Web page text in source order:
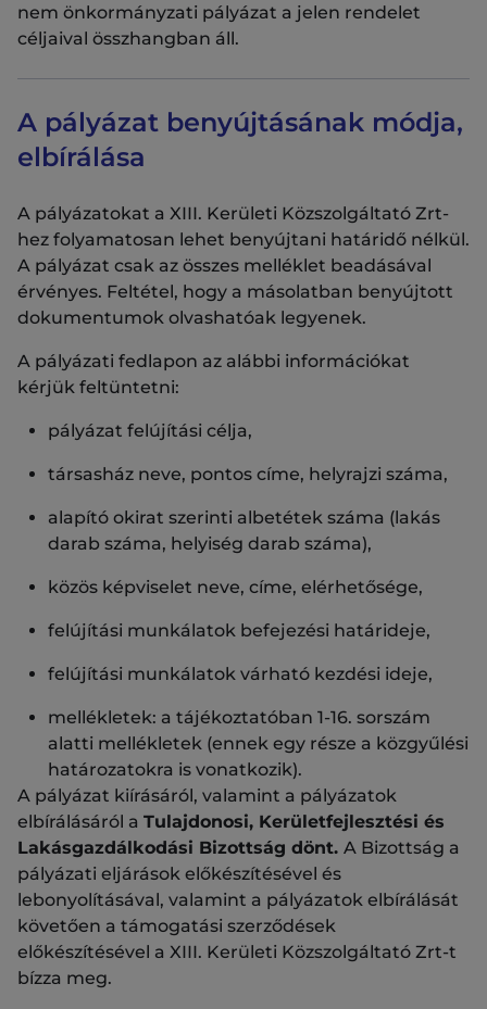
nem önkormányzati pályázat a jelen rendelet
céljaival összhangban áll.
A pályázat benyújtásának módja,
elbírálása
A pályázatokat a XIII. Kerületi Közszolgáltató Zrt-
hez folyamatosan lehet benyújtani határidő nélkül.
A pályázat csak az összes melléklet beadásával
érvényes. Feltétel, hogy a másolatban benyújtott
dokumentumok olvashatóak legyenek.
A pályázati fedlapon az alábbi információkat
kérjük feltüntetni:
pályázat felújítási célja,
társasház neve, pontos címe, helyrajzi száma,
alapító okirat szerinti albetétek száma (lakás
darab száma, helyiség darab száma),
közös képviselet neve, címe, elérhetősége,
felújítási munkálatok befejezési határideje,
felújítási munkálatok várható kezdési ideje,
mellékletek: a tájékoztatóban 1-16. sorszám
alatti mellékletek (ennek egy része a közgyűlési
határozatokra is vonatkozik).
A pályázat kiírásáról, valamint a pályázatok
elbírálásáról a Tulajdonosi, Kerületfejlesztési és
Lakásgazdálkodási Bizottság dönt. A Bizottság a
pályázati eljárások előkészítésével és
lebonyolításával, valamint a pályázatok elbírálását
követően a támogatási szerződések
előkészítésével a XIII. Kerületi Közszolgáltató Zrt-t
bízza meg.